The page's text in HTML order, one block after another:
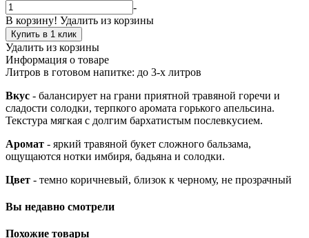
-
В корзину! Удалить из корзины
Купить в 1 клик
Удалить из корзины
Информация о товаре
Литров в готовом напитке: до 3-х литров
Вкус - балансирует на грани приятной травяной горечи и
сладости солодки, терпкого аромата горького апельсина.
Текстура мягкая с долгим бархатистым послевкусием.
Аромат - яркий травяной букет сложного бальзама,
ощущаются нотки имбиря, бадьяна и солодки.
Цвет - темно коричневый, близок к черному, не прозрачный
Вы недавно смотрели
Похожие товары